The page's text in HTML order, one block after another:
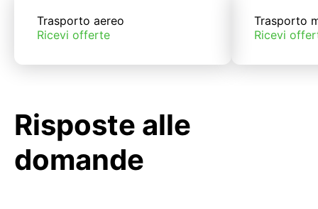
Trasporto aereo
Ricevi offerte
Trasporto
Ricevi
Risposte alle
domande